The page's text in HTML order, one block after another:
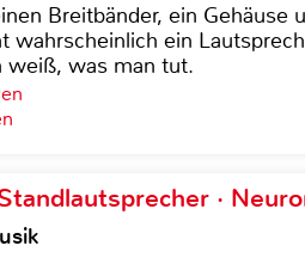
Breitbänder, ein
wahrscheinlich ein
weiß, was man tut.
·